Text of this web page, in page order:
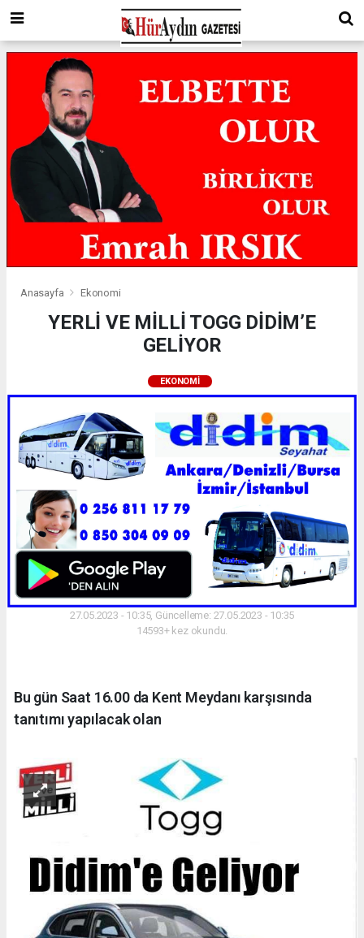
Anasayfa Ekonomi
YERLİ VE MİLLİ TOGG DİDİM’E
GELİYOR
EKONOMI
27.05.2023 - 10:35, Güncelleme: 27.05.2023 - 10:35
14593+ kez okundu.
Bu gün Saat 16.00 da Kent Meydanı karşısında
tanıtımı yapılacak olan